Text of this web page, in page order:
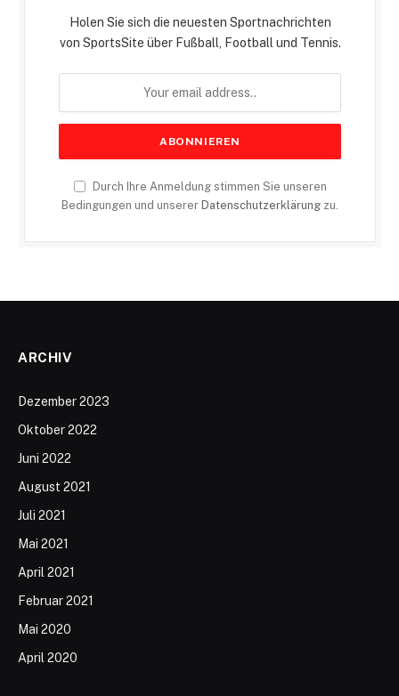
Holen Sie sich die neuesten Sportnachrichten
von SportsSite über Fußball, Football und Tennis.
Durch Ihre Anmeldung stimmen Sie unseren
Bedingungen und unserer Datenschutzerklärung zu.
ARCHIV
Dezember 2023
Oktober 2022
Juni 2022
August 2021
Juli 2021
Mai 2021
April 2021
Februar 2021
Mai 2020
April 2020